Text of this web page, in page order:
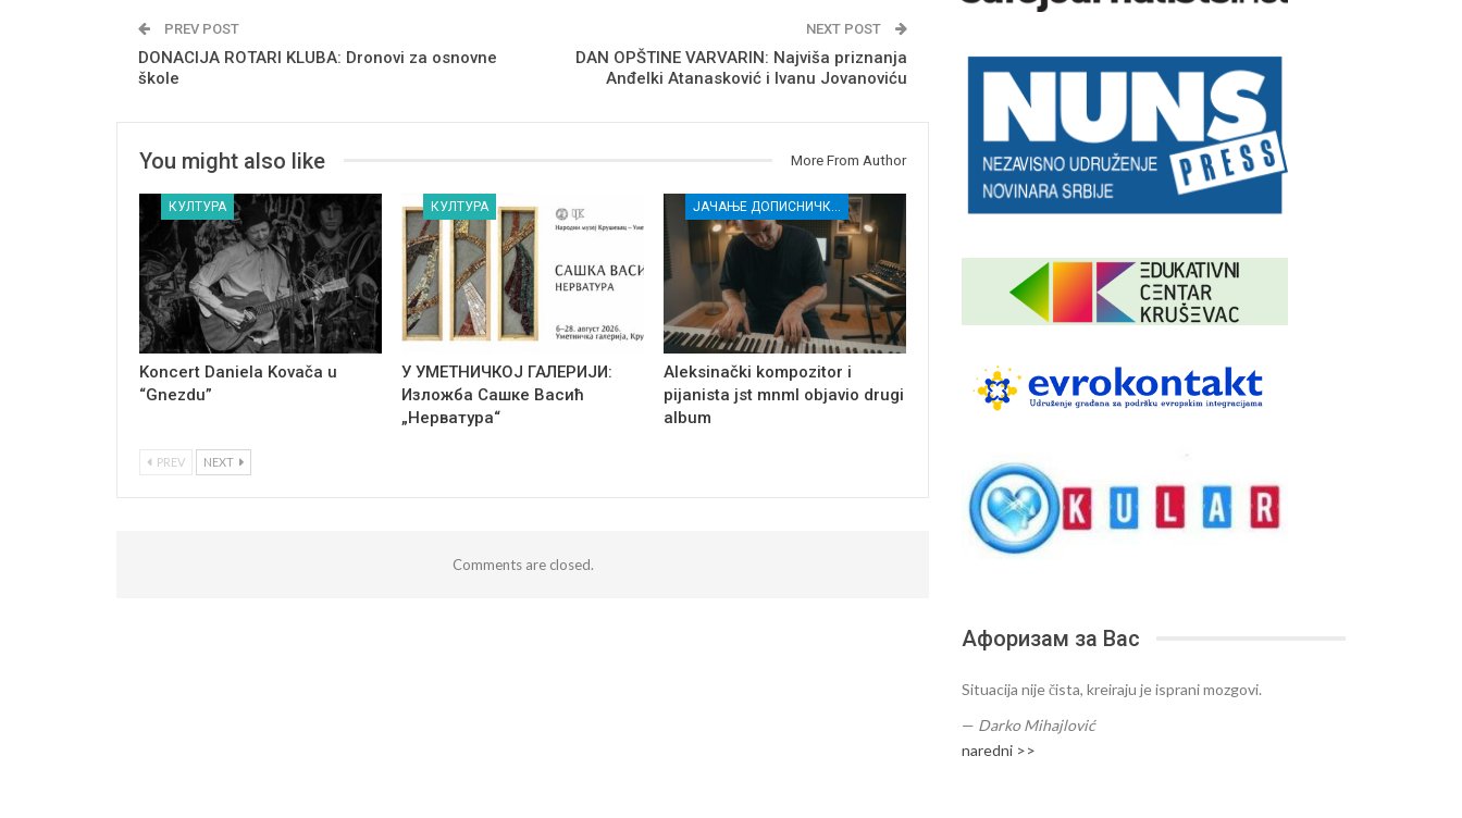
PREV POST
DONACIJA ROTARI KLUBA: Dronovi za osnovne
škole
NEXT POST
DAN OPŠTINE VARVARIN: Najviša priznanja
Anđelki Atanasković i Ivanu Jovanoviću
You might also like More From Author
КУЛТУРА
Koncert Daniela Kovača u
“Gnezdu”
КУЛТУРА
У УМЕТНИЧКОЈ ГАЛЕРИЈИ:
Изложба Сашке Васић
„Нерватура“
ЈАЧАЊЕ ДОПИСНИЧКЕ МРЕЖЕ НЕЗАВИСНИХ МЕДИЈА У РАСИНСКОМ ОКРУГУ
Aleksinački kompozitor i
pijanista jst mnml objavio drugi
album
PREV NEXT
Comments are closed.
Афоризам за Вас
Situacija nije čista, kreiraju je isprani mozgovi.
— Darko Mihajlović
naredni >>